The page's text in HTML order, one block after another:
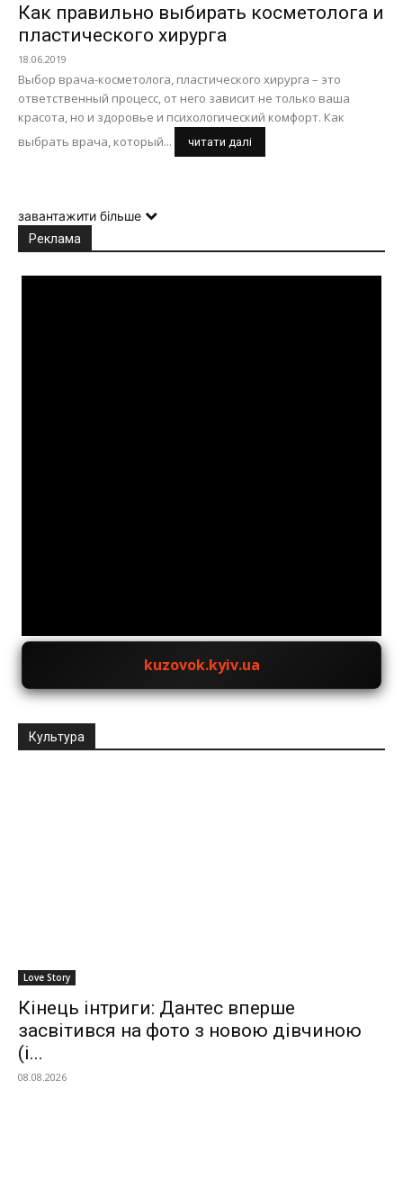
Как правильно выбирать косметолога и
пластического хирурга
18.06.2019
Выбор врача-косметолога, пластического хирурга – это
ответственный процесс, от него зависит не только ваша
красота, но и здоровье и психологический комфорт. Как
выбрать врача, который...
читати далі
завантажити більше
Реклама
kuzovok.kyiv.ua
Культура
Love Story
Кінець інтриги: Дантес вперше
засвітився на фото з новою дівчиною
(і...
08.08.2026